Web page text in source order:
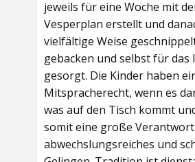
jeweils für eine Woche mit
Vesperplan erstellt und
vielfältige Weise
gebacken und selbst für das
gesorgt. Die Kinder haben
Mitspracherecht, wenn es
was auf den Tisch kommt
somit eine große
abwechslungsreiches und